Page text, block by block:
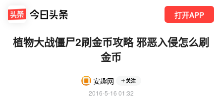
打开APP
植物大战僵尸2刷金币攻略 邪恶入侵怎么刷
金币
安趣网 关注
2016-5-16 01:32